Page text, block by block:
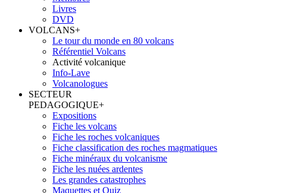
Livres
DVD
VOLCANS+
Le tour du monde en 80 volcans
Référentiel Volcans
Activité volcanique
Info-Lave
Volcanologues
SECTEUR
PEDAGOGIQUE+
Expositions
Fiche les volcans
Fiche les roches volcaniques
Fiche classification des roches magmatiques
Fiche minéraux du volcanisme
Fiche les nuées ardentes
Les grandes catastrophes
Maquettes et Quiz